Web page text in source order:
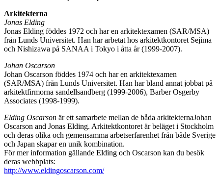
Arkitekterna
Jonas Elding
Jonas Elding föddes 1972 och har en arkitektexamen (SAR/MSA)
från Lunds Universitet. Han har arbetat hos arkitektkontoret Sejima
och Nishizawa på SANAA i Tokyo i åtta år (1999-2007).
Johan Oscarson
Johan Oscarson föddes 1974 och har en arkitektexamen
(SAR/MSA) från Lunds Universitet. Han har bland annat jobbat på
arkitektfirmorna sandellsandberg (1999-2006), Barber Osgerby
Associates (1998-1999).
Elding Oscarson är ett samarbete mellan de båda arkitekternaJohan
Oscarson and Jonas Elding. Arkitektkontoret är beläget i Stockholm
och deras olika och gemensamma arbetserfarenhet från både Sverige
och Japan skapar en unik kombination.
För mer information gällande Elding och Oscarson kan du besök
deras webbplats:
http://www.eldingoscarson.com/